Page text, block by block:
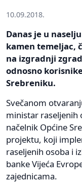
10.09.2018.
Danas je u
kamen temeljac,
na izgradnji
odnosno
Srebreniku.
Svečanom
ministar raseljenih
načelnik Općine
projektu, koji
raseljenih osoba i
banke Vijeća
zajednicama.